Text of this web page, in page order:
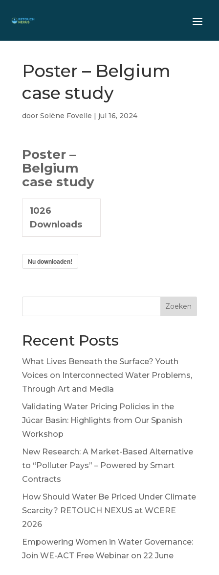
Poster – Belgium
case study
door Solène Fovelle | jul 16, 2024
Poster –
Belgium
case study
1026
Downloads
Nu downloaden!
Zoeken
Recent Posts
What Lives Beneath the Surface? Youth
Voices on Interconnected Water Problems,
Through Art and Media
Validating Water Pricing Policies in the
Júcar Basin: Highlights from Our Spanish
Workshop
New Research: A Market-Based Alternative
to “Polluter Pays” – Powered by Smart
Contracts
How Should Water Be Priced Under Climate
Scarcity? RETOUCH NEXUS at WCERE
2026
Empowering Women in Water Governance:
Join WE-ACT Free Webinar on 22 June